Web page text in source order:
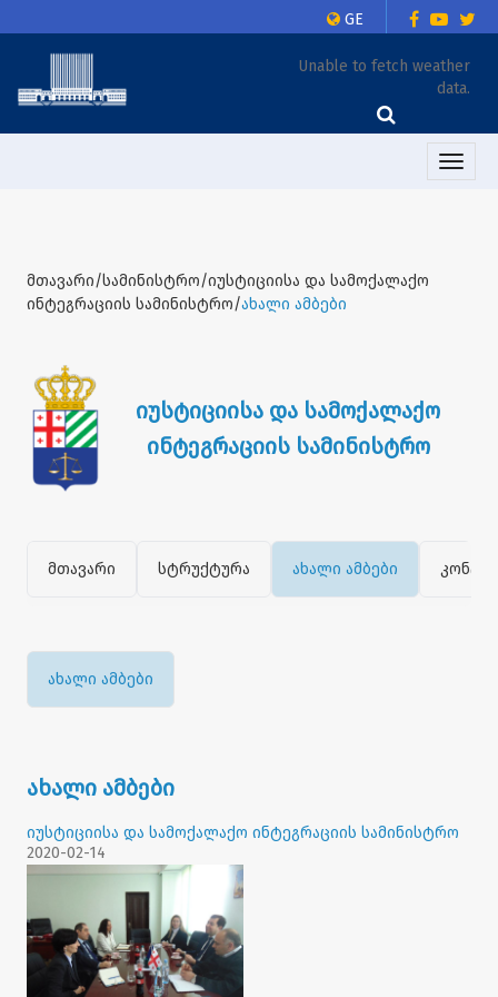
GE
Unable to fetch weather
data.
Toggle
მთავარი/სამინისტრო/იუსტიციისა და სამოქალაქო
ინტეგრაციის სამინისტრო/ახალი ამბები
იუსტიციისა და სამოქალაქო
ინტეგრაციის სამინისტრო
მთავარი სტრუქტურა ახალი ამბები
ახალი ამბები
ახალი ამბები
იუსტიციისა და სამოქალაქო ინტეგრაციის სამინისტრო
2020-02-14